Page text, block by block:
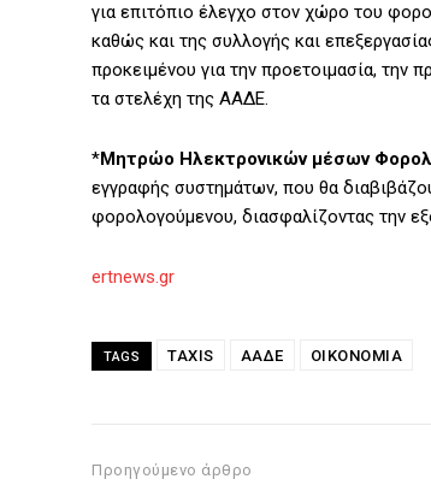
για επιτόπιο έλεγχο στον χώρο του
καθώς και της συλλογής και
προκειμένου για την προετοιμασία, την
τα στελέχη της ΑΑΔΕ.
*Μητρώο Ηλεκτρονικών μέσων
εγγραφής συστημάτων, που θα
φορολογούμενου, διασφαλίζοντας την
ertnews.gr
TAGS TAXIS ΑΑΔΕ ΟΙΚΟΝΟΜΙΑ
Προηγούμενο άρθρο